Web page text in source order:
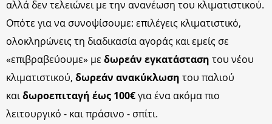
αλλά δεν τελειώνει με την ανανέωση του κλιματιστικού.
Οπότε για να συνοψίσουμε: επιλέγεις κλιματιστικό,
ολοκληρώνεις τη διαδικασία αγοράς και εμείς σε
«επιβραβεύουμε» με δωρεάν εγκατάσταση του νέου
κλιματιστικού, δωρεάν ανακύκλωση του παλιού
καιδωροεπιταγή έως 100€για ένα ακόμα πιο
λειτουργικό - και πράσινο - σπίτι.